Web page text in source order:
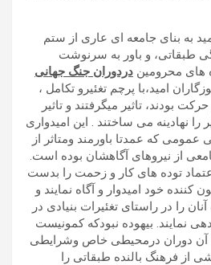
به بنای جامعه ای عاری از ستم
طبقاتی، و باور به سرنوشت
های محرومین دردوران جنگ جهانی
امید،با پرچم تغئیرو تکامل ،
بودند، تاثیر میگرفتند و تاثیر
را نهادینه می ساختند . این امیدواری
عمومی که عمدتا باورمند ومتاثر از
از نیروهای آگاهشان بوده است.
توده های کار و زحمت را بدست
کننده خود امیدوار و آگاه نمایند و
را در راستای تغئیرات بنیادی در
نمایند. بیهوده نبودکه کمونیست
آن دوران درمحیطی خاص وشرایطی
از فرهنگ بالنده طبقاتی را